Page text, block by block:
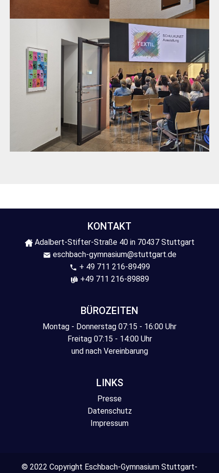
KONTAKT
Adalbert-Stifter-Straße 40 in 70437 Stuttgart
eschbach-gymnasium@stuttgart.de
+ 49 711 216-89499
+49 711 216-89889
BÜROZEITEN
Montag - Donnerstag 07:15 - 16:00 Uhr
Freitag 07:15 - 14:00 Uhr
und nach Vereinbarung
LINKS
Presse
Datenschutz
Impressum
© 2022 Copyright Eschbach-Gymnasium Stuttgart-